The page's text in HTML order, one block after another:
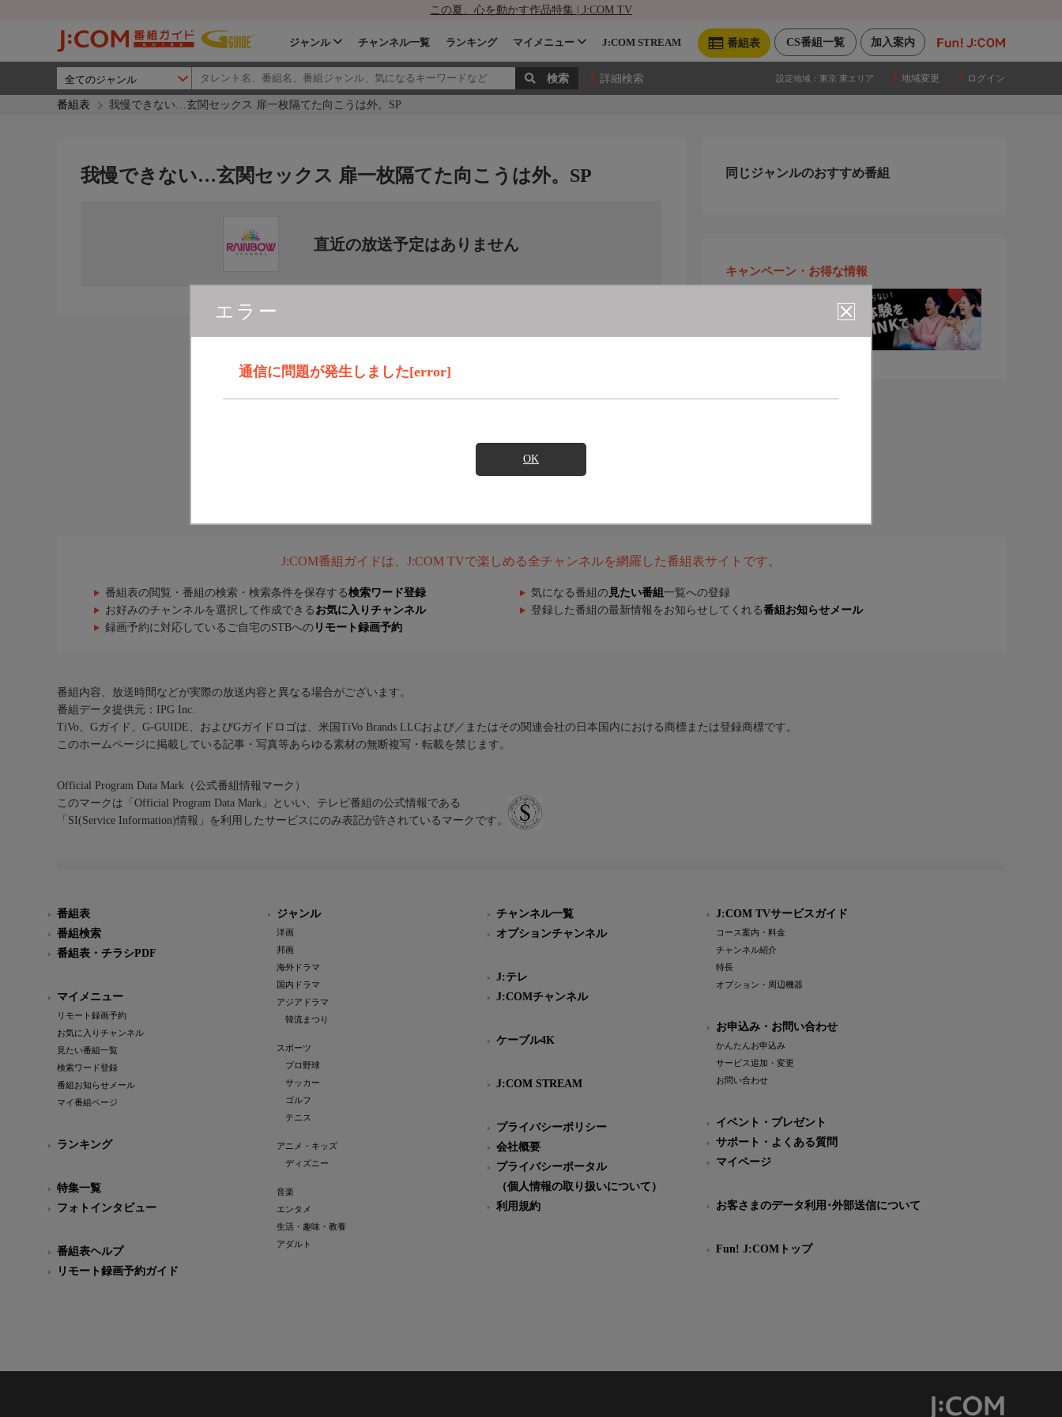
この夏、心を動かす作品特集 | J:COM TV
加入案内
CS番組一覧
番組表
ジャンル チャンネル一覧 ランキング マイメニュー J:COM STREAM
詳細検索 設定地域： 東京 東エリア 地域変更 ログイン
番組表 我慢できない…玄関セックス 扉一枚隔てた向こうは外。SP
エラー
通信に問題が発生しました[error]
OK
我慢できない…玄関セックス 扉一枚隔てた向こうは外。SP
直近の放送予定はありません
同じジャンルのおすすめ番組
キャンペーン・お得な情報
J:COM番組ガイドは、J:COM TVで楽しめる全チャンネルを網羅した番組表サイトです。
番組表の閲覧・番組の検索・検索条件を保存する検索ワード登録 気になる番組の 見たい番組 一覧への登録
お好みのチャンネルを選択して作成できる お気に入りチャンネル 登録した番組の最新情報をお知らせしてくれる番組お知らせメール
録画予約に対応しているご自宅のSTBへの リモート録画予約
番組内容、放送時間などが実際の放送内容と異なる場合がございます。
番組データ提供元：IPG Inc.
TiVo、Gガイド、G-GUIDE、およびGガイドロゴは、米国TiVo Brands LLCおよび／またはその関連会社の日本国内における商標または登録商標です。
このホームページに掲載している記事・写真等あらゆる素材の無断複写・転載を禁じます。
Official Program Data Mark（公式番組情報マーク）
このマークは「Official Program Data Mark」といい、テレビ番組の公式情報である
「SI(Service Information)情報」を利用したサービスにのみ表記が許されているマークです。
番組表
番組検索
番組表・チラシPDF
マイメニュー
リモート録画予約
お気に入りチャンネル
見たい番組一覧
検索ワード登録
番組お知らせメール
マイ番組ページ
ランキング
特集一覧
フォトインタビュー
番組表ヘルプ
リモート録画予約ガイド
ジャンル
洋画
邦画
海外ドラマ
国内ドラマ
アジアドラマ
韓流まつり
スポーツ
プロ野球
サッカー
ゴルフ
テニス
アニメ・キッズ
ディズニー
音楽
エンタメ
生活・趣味・教養
アダルト
チャンネル一覧
オプションチャンネル
J:テレ
J:COMチャンネル
ケーブル4K
J:COM STREAM
プライバシーポリシー
会社概要
プライバシーポータル
（個人情報の取り扱いについて）
利用規約
J:COM TVサービスガイド
コース案内・料金
チャンネル紹介
特長
オプション・周辺機器
お申込み・お問い合わせ
かんたんお申込み
サービス追加・変更
お問い合わせ
イベント・プレゼント
サポート・よくある質問
マイページ
お客さまのデータ利用･外部送信について
Fun! J:COMトップ